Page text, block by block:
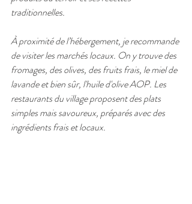
traditionnelles.
À proximité de l’hébergement, je recommande
de visiter les marchés locaux. On y trouve des
fromages, des olives, des fruits frais, le miel de
lavande et bien sûr, l'huile d'olive AOP. Les
restaurants du village proposent des plats
simples mais savoureux, préparés avec des
ingrédients frais et locaux.